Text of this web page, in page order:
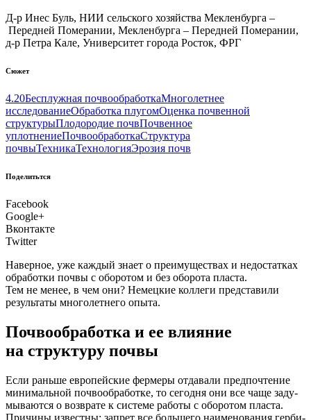
Д-р Инес Буль, НИИ сельского хозяйства Мекленбурга –
Передней Померании, Мекленбурга – Передней Померании,
д-р Петра Кале, Университет города Росток, ФРГ
Сюжет
4.20Бесплужная почвообработкаМноголетнее
исследованиеОбработка плугомОценка почвенной
структурыПлодородие почвПочвенное
уплотнениеПочвообработкаСтруктура
почвыТехникаТехнологияЭрозия почв
Поделитьтся
Facebook
Google+
Вконтакте
Twitter
Навер­ное, уже каж­дый зна­ет о пре­иму­ще­ствах и недо­стат­ках
обра­бот­ки поч­вы с обо­ро­том и без обо­ро­та пла­ста.
Тем не менее, в чем они? Немец­кие кол­ле­ги пред­ста­ви­ли
резуль­та­ты мно­го­лет­не­го опыта.
Почвообработка и ее влияние
на структуру почвы
Если рань­ше евро­пей­ские фер­ме­ры отда­ва­ли пред­по­чте­ние
мини­маль­ной поч­во­об­ра­бот­ке, то сего­дня они все чаще заду­
мы­ва­ют­ся о воз­вра­те к систе­ме рабо­ты с обо­ро­том пла­ста.
При­чи­ны извест­ны: запрет все боль­ше­го наиме­но­ва­ния гер­би­